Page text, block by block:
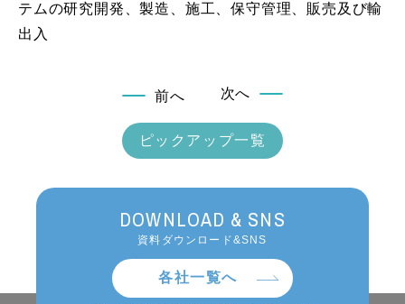
テムの研究開発、製造、施工、保守管理、販売及び輸
出入
前へ
ピックアップ一覧
次へ
DOWNLOAD & SNS
資料ダウンロード&SNS
各社一覧へ